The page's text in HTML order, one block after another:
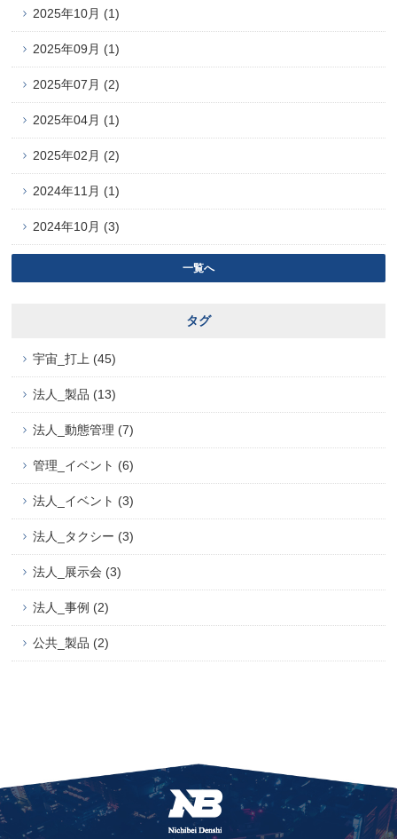
2025年10月 (1)
2025年09月 (1)
2025年07月 (2)
2025年04月 (1)
2025年02月 (2)
2024年11月 (1)
2024年10月 (3)
一覧へ
タグ
宇宙_打上 (45)
法人_製品 (13)
法人_動態管理 (7)
管理_イベント (6)
法人_イベント (3)
法人_タクシー (3)
法人_展示会 (3)
法人_事例 (2)
公共_製品 (2)